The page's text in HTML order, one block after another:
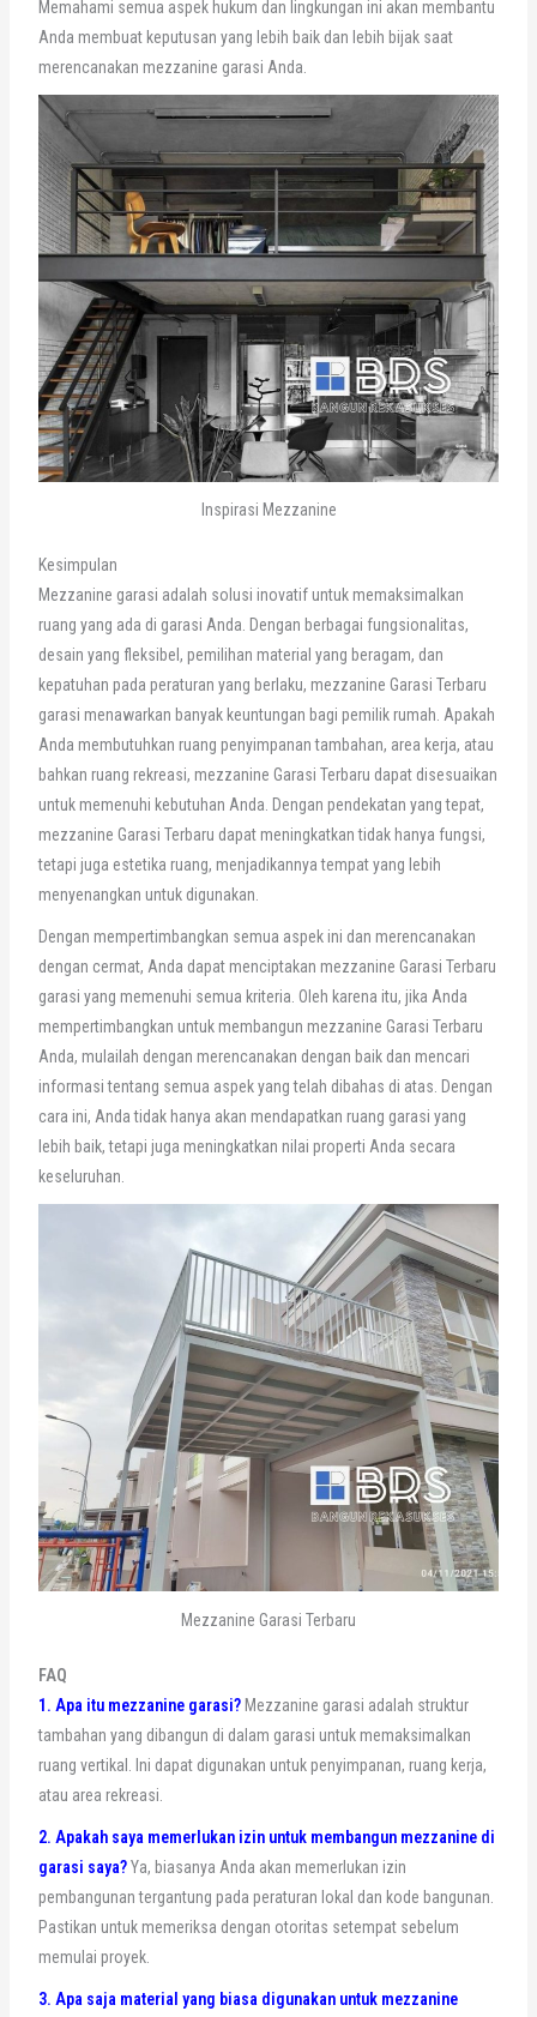
Memahami semua aspek hukum dan lingkungan ini akan membantu
Anda membuat keputusan yang lebih baik dan lebih bijak saat
merencanakan mezzanine garasi Anda.
Inspirasi Mezzanine
Kesimpulan
Mezzanine garasi adalah solusi inovatif untuk memaksimalkan
ruang yang ada di garasi Anda. Dengan berbagai fungsionalitas,
desain yang fleksibel, pemilihan material yang beragam, dan
kepatuhan pada peraturan yang berlaku, mezzanine Garasi Terbaru
garasi menawarkan banyak keuntungan bagi pemilik rumah. Apakah
Anda membutuhkan ruang penyimpanan tambahan, area kerja, atau
bahkan ruang rekreasi, mezzanine Garasi Terbaru dapat disesuaikan
untuk memenuhi kebutuhan Anda. Dengan pendekatan yang tepat,
mezzanine Garasi Terbaru dapat meningkatkan tidak hanya fungsi,
tetapi juga estetika ruang, menjadikannya tempat yang lebih
menyenangkan untuk digunakan.
Dengan mempertimbangkan semua aspek ini dan merencanakan
dengan cermat, Anda dapat menciptakan mezzanine Garasi Terbaru
garasi yang memenuhi semua kriteria. Oleh karena itu, jika Anda
mempertimbangkan untuk membangun mezzanine Garasi Terbaru
Anda, mulailah dengan merencanakan dengan baik dan mencari
informasi tentang semua aspek yang telah dibahas di atas. Dengan
cara ini, Anda tidak hanya akan mendapatkan ruang garasi yang
lebih baik, tetapi juga meningkatkan nilai properti Anda secara
keseluruhan.
Mezzanine Garasi Terbaru
FAQ
1. Apa itu mezzanine garasi? Mezzanine garasi adalah struktur
tambahan yang dibangun di dalam garasi untuk memaksimalkan
ruang vertikal. Ini dapat digunakan untuk penyimpanan, ruang kerja,
atau area rekreasi.
2. Apakah saya memerlukan izin untuk membangun mezzanine di
garasi saya?Ya, biasanya Anda akan memerlukan izin
pembangunan tergantung pada peraturan lokal dan kode bangunan.
Pastikan untuk memeriksa dengan otoritas setempat sebelum
memulai proyek.
3. Apa saja material yang biasa digunakan untuk mezzanine